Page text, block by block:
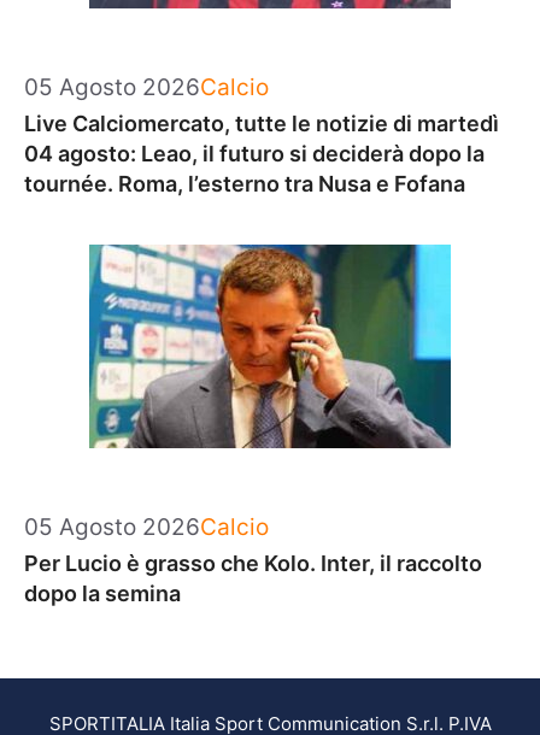
05 Agosto 2026Categorie
Calcio
Live Calciomercato, tutte le notizie di martedì
04 agosto: Leao, il futuro si deciderà dopo la
tournée. Roma, l’esterno tra Nusa e Fofana
05 Agosto 2026Categorie
Calcio
Per Lucio è grasso che Kolo. Inter, il raccolto
dopo la semina
SPORTITALIA Italia Sport Communication S.r.l. P.IVA